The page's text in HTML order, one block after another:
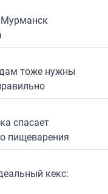
Мурманск
тоже нужны
спасает
пищеварения
кекс: